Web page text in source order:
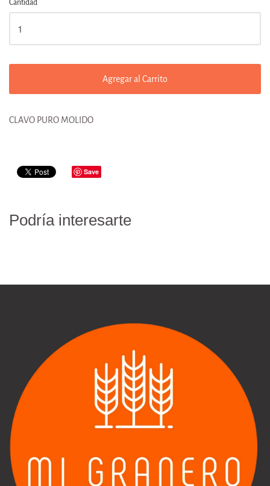
Cantidad
Agregar al Carrito
CLAVO PURO MOLIDO
Save
Podría interesarte